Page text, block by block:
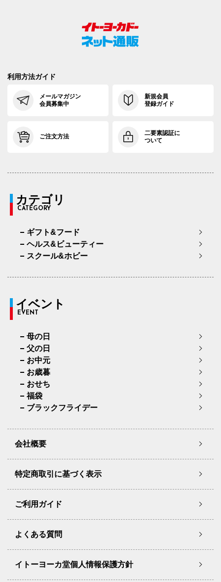
利用方法ガイド
メールマガジン
会員募集中
新規会員
登録ガイド
ご注文方法
二要素認証に
ついて
カテゴリ
CATEGORY
ギフト&フード
ヘルス&ビューティー
スクール&ホビー
イベント
EVENT
母の日
父の日
お中元
お歳暮
おせち
福袋
ブラックフライデー
会社概要
特定商取引に基づく表示
ご利用ガイド
よくある質問
イトーヨーカ堂個人情報保護方針